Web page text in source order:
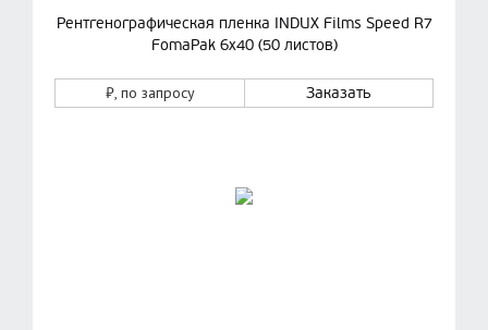
Рентгенографическая пленка INDUX Films Speed R7
FomaPak 6х40 (50 листов)
₽, по запросу Заказать